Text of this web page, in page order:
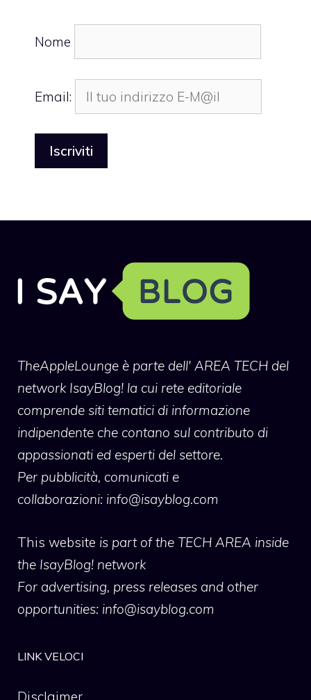
Nome
Email:
TheAppleLounge è parte dell' AREA TECH del
network IsayBlog! la cui rete editoriale
comprende siti tematici di informazione
indipendente che contano sul contributo di
appassionati ed esperti del settore.
Per pubblicità, comunicati e
collaborazioni: info@isayblog.com
This website is part of the TECH AREA inside
the IsayBlog! network
For advertising, press releases and other
opportunities: info@isayblog.com
LINK VELOCI
Disclaimer